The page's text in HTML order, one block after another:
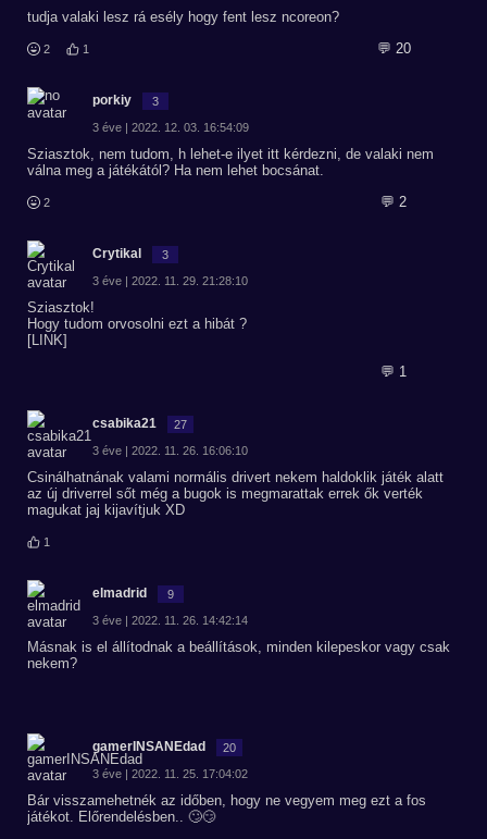
tudja valaki lesz rá esély hogy fent lesz ncoreon?
1
2 💬 20
porkiy 3
3 éve | 2022. 12. 03. 16:54:09
Sziasztok, nem tudom, h lehet-e ilyet itt kérdezni, de valaki nem
válna meg a játékától? Ha nem lehet bocsánat.
2 💬 2
Crytikal 3
3 éve | 2022. 11. 29. 21:28:10
Sziasztok!
Hogy tudom orvosolni ezt a hibát ?
[LINK]
💬 1
csabika21 27
3 éve | 2022. 11. 26. 16:06:10
Csinálhatnának valami normális drivert nekem haldoklik játék alatt
az új driverrel sőt még a bugok is megmarattak errek ők verték
magukat jaj kijavítjuk XD
1
elmadrid 9
3 éve | 2022. 11. 26. 14:42:14
Másnak is el állítodnak a beállítások, minden kilepeskor vagy csak
nekem?
gamerINSANEdad 20
3 éve | 2022. 11. 25. 17:04:02
Bár visszamehetnék az időben, hogy ne vegyem meg ezt a fos
játékot. Előrendelésben.. 🙄😏